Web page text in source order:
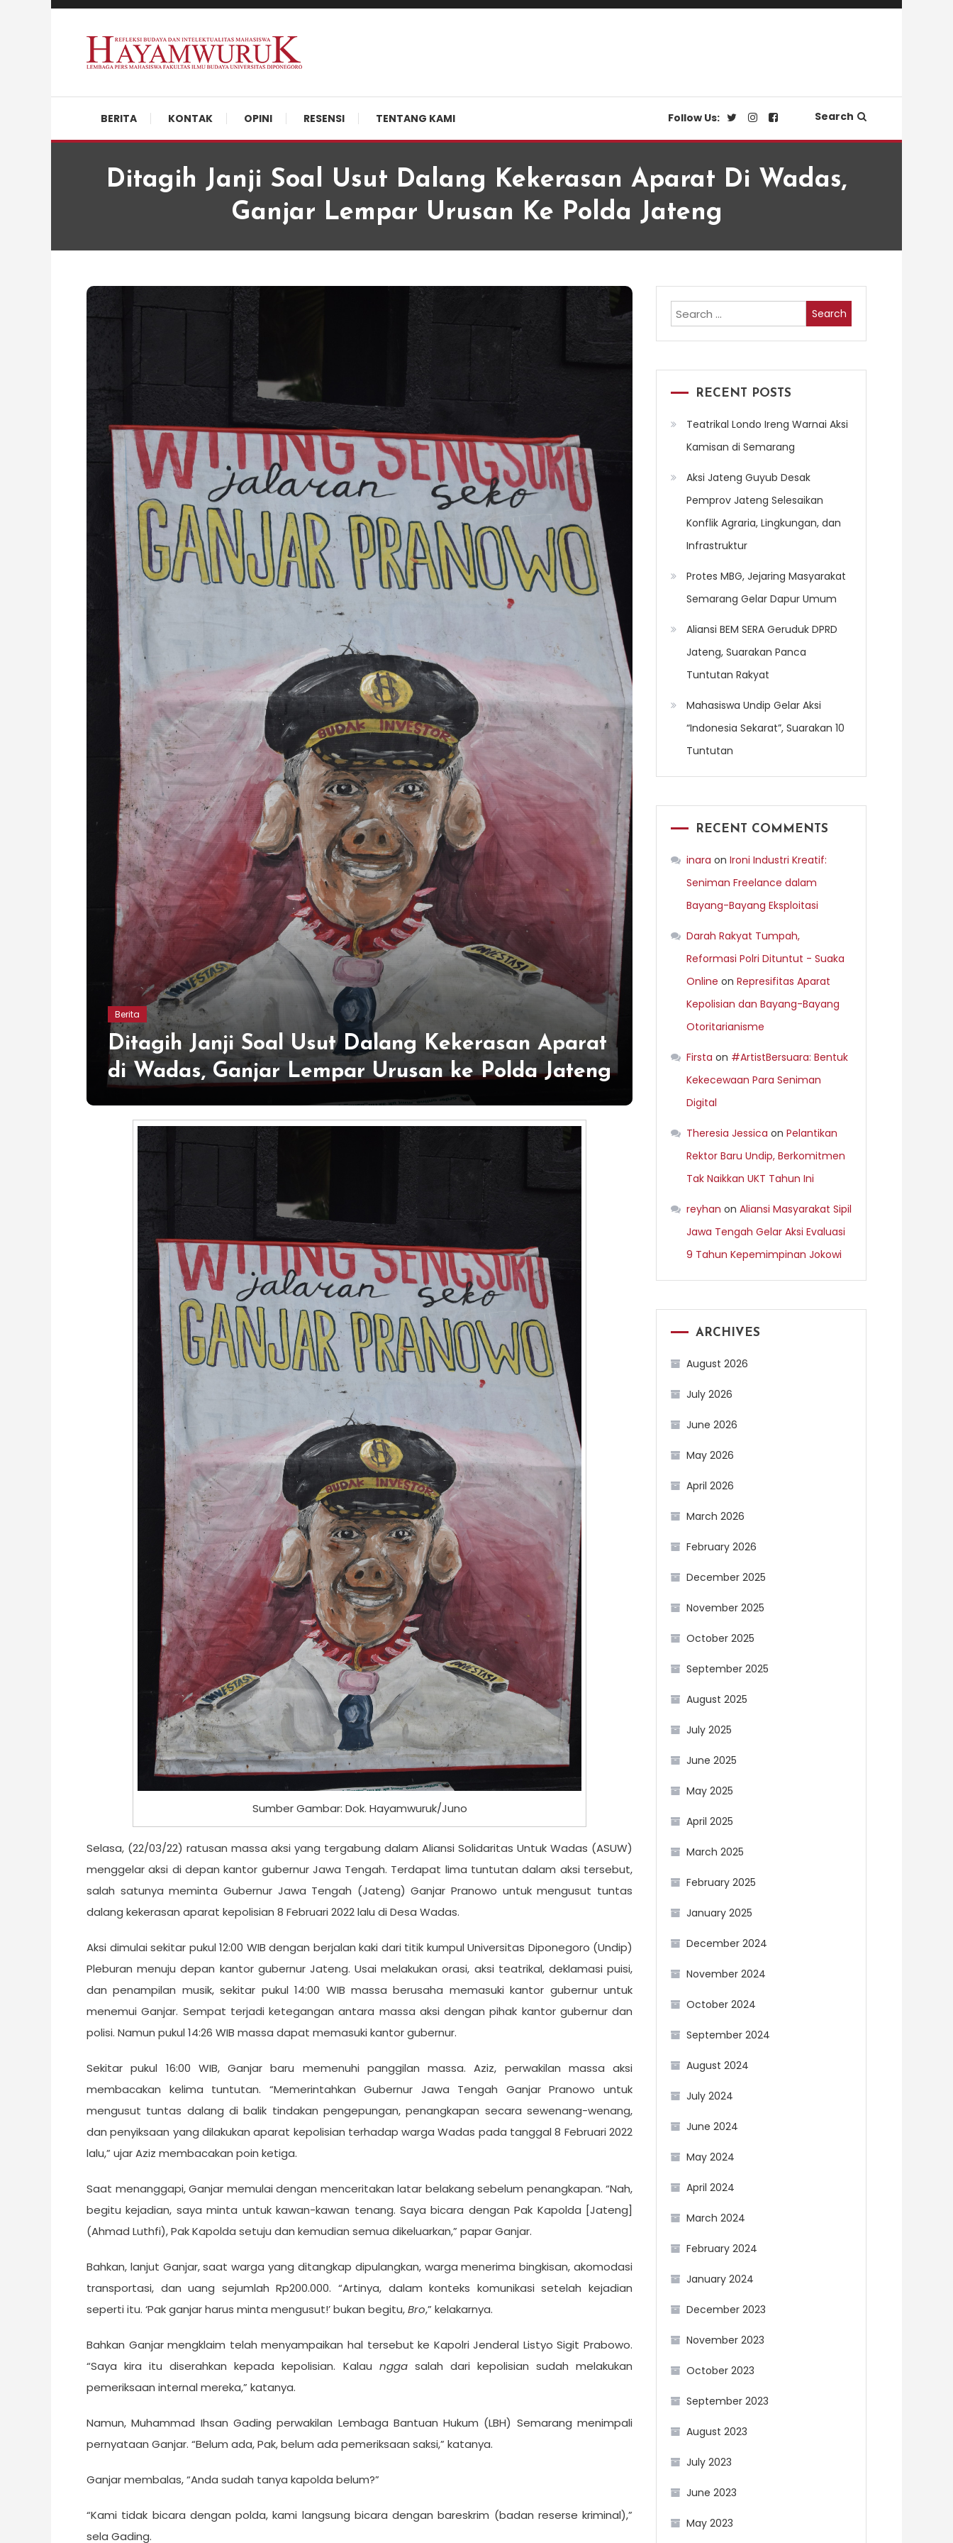
Skip
Content
BERITA KONTAK OPINI RESENSI TENTANG KAMI Follow Us: Search
Ditagih Janji Soal Usut Dalang Kekerasan Aparat Di Wadas,
Ganjar Lempar Urusan Ke Polda Jateng
Berita
Ditagih Janji Soal Usut Dalang Kekerasan Aparat
di Wadas, Ganjar Lempar Urusan ke Polda Jateng
Sumber Gambar: Dok. Hayamwuruk/Juno
Selasa, (22/03/22) ratusan massa aksi yang tergabung dalam Aliansi Solidaritas Untuk Wadas (ASUW)
menggelar aksi di depan kantor gubernur Jawa Tengah. Terdapat lima tuntutan dalam aksi tersebut,
salah satunya meminta Gubernur Jawa Tengah (Jateng) Ganjar Pranowo untuk mengusut tuntas
dalang kekerasan aparat kepolisian 8 Februari 2022 lalu di Desa Wadas.
Aksi dimulai sekitar pukul 12:00 WIB dengan berjalan kaki dari titik kumpul Universitas Diponegoro (Undip)
Pleburan menuju depan kantor gubernur Jateng. Usai melakukan orasi, aksi teatrikal, deklamasi puisi,
dan penampilan musik, sekitar pukul 14:00 WIB massa berusaha memasuki kantor gubernur untuk
menemui Ganjar. Sempat terjadi ketegangan antara massa aksi dengan pihak kantor gubernur dan
polisi. Namun pukul 14:26 WIB massa dapat memasuki kantor gubernur.
Sekitar pukul 16:00 WIB, Ganjar baru memenuhi panggilan massa. Aziz, perwakilan massa aksi
membacakan kelima tuntutan. “Memerintahkan Gubernur Jawa Tengah Ganjar Pranowo untuk
mengusut tuntas dalang di balik tindakan pengepungan, penangkapan secara sewenang-wenang,
dan penyiksaan yang dilakukan aparat kepolisian terhadap warga Wadas pada tanggal 8 Februari 2022
lalu,” ujar Aziz membacakan poin ketiga.
Saat menanggapi, Ganjar memulai dengan menceritakan latar belakang sebelum penangkapan. “Nah,
begitu kejadian, saya minta untuk kawan-kawan tenang. Saya bicara dengan Pak Kapolda [Jateng]
(Ahmad Luthfi), Pak Kapolda setuju dan kemudian semua dikeluarkan,” papar Ganjar.
Bahkan, lanjut Ganjar, saat warga yang ditangkap dipulangkan, warga menerima bingkisan, akomodasi
transportasi, dan uang sejumlah Rp200.000. “Artinya, dalam konteks komunikasi setelah kejadian
seperti itu. ‘Pak ganjar harus minta mengusut!’ bukan begitu,Bro,” kelakarnya.
Bahkan Ganjar mengklaim telah menyampaikan hal tersebut ke Kapolri Jenderal Listyo Sigit Prabowo.
“Saya kira itu diserahkan kepada kepolisian. Kalau nggasalah dari kepolisian sudah melakukan
pemeriksaan internal mereka,” katanya.
Namun, Muhammad Ihsan Gading perwakilan Lembaga Bantuan Hukum (LBH) Semarang menimpali
pernyataan Ganjar. “Belum ada, Pak, belum ada pemeriksaan saksi,” katanya.
Ganjar membalas, “Anda sudah tanya kapolda belum?”
“Kami tidak bicara dengan polda, kami langsung bicara dengan bareskrim (badan reserse kriminal),”
sela Gading.
Search
for:
RECENT POSTS
Teatrikal Londo Ireng Warnai Aksi
Kamisan di Semarang
Aksi Jateng Guyub Desak
Pemprov Jateng Selesaikan
Konflik Agraria, Lingkungan, dan
Infrastruktur
Protes MBG, Jejaring Masyarakat
Semarang Gelar Dapur Umum
Aliansi BEM SERA Geruduk DPRD
Jateng, Suarakan Panca
Tuntutan Rakyat
Mahasiswa Undip Gelar Aksi
“Indonesia Sekarat”, Suarakan 10
Tuntutan
RECENT COMMENTS
inara on Ironi Industri Kreatif:
Seniman Freelance dalam
Bayang-Bayang Eksploitasi
Darah Rakyat Tumpah,
Reformasi Polri Dituntut - Suaka
Online on Represifitas Aparat
Kepolisian dan Bayang-Bayang
Otoritarianisme
Firsta on #ArtistBersuara: Bentuk
Kekecewaan Para Seniman
Digital
Theresia Jessica on Pelantikan
Rektor Baru Undip, Berkomitmen
Tak Naikkan UKT Tahun Ini
reyhan on Aliansi Masyarakat Sipil
Jawa Tengah Gelar Aksi Evaluasi
9 Tahun Kepemimpinan Jokowi
ARCHIVES
August 2026
July 2026
June 2026
May 2026
April 2026
March 2026
February 2026
December 2025
November 2025
October 2025
September 2025
August 2025
July 2025
June 2025
May 2025
April 2025
March 2025
February 2025
January 2025
December 2024
November 2024
October 2024
September 2024
August 2024
July 2024
June 2024
May 2024
April 2024
March 2024
February 2024
January 2024
December 2023
November 2023
October 2023
September 2023
August 2023
July 2023
June 2023
May 2023